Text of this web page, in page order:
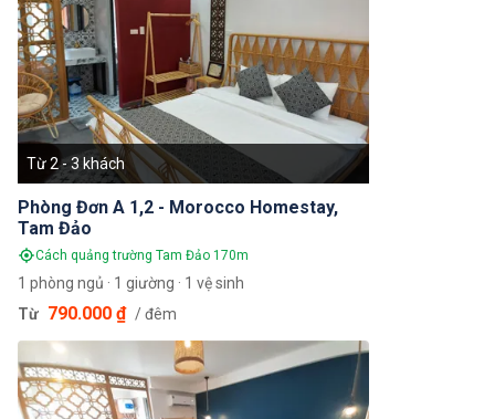
Phòng Đơn A 1,2 - Morocco Homestay,
Tam Đảo
Cách quảng trường Tam Đảo 170m
Từ 2 - 3 khách
1 phòng ngủ · 1 giường · 1 vệ sinh
Từ 790.000 ₫ / đêm